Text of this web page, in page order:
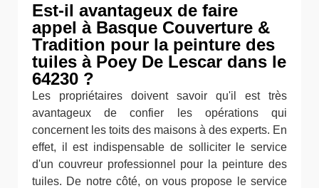
Est-il avantageux de faire
appel à Basque Couverture &
Tradition pour la peinture des
tuiles à Poey De Lescar dans le
64230 ?
Les propriétaires doivent savoir qu'il est très
avantageux de confier les opérations qui
concernent les toits des maisons à des experts. En
effet, il est indispensable de solliciter le service
d'un couvreur professionnel pour la peinture des
tuiles. De notre côté, on vous propose le service